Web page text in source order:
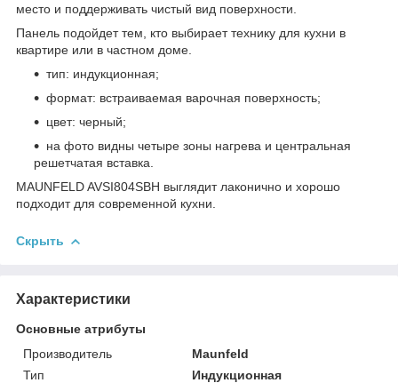
место и поддерживать чистый вид поверхности.
Панель подойдет тем, кто выбирает технику для кухни в
квартире или в частном доме.
тип: индукционная;
формат: встраиваемая варочная поверхность;
цвет: черный;
на фото видны четыре зоны нагрева и центральная
решетчатая вставка.
MAUNFELD AVSI804SBH выглядит лаконично и хорошо
подходит для современной кухни.
Скрыть
Характеристики
Основные атрибуты
Производитель
Maunfeld
Тип
Индукционная